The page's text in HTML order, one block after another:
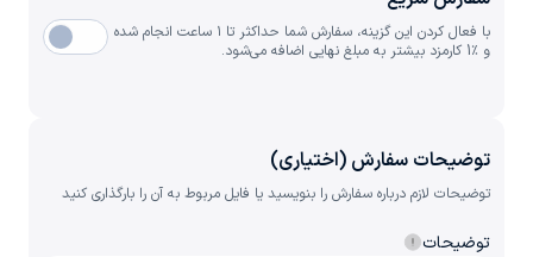
با فعال کردن این گزینه، سفارش شما حداکثر تا ۱ ساعت انجام شده
و ٪1 کارمزد بیشتر به مبلغ نهایی اضافه می‌شود.
توضیحات سفارش (اختیاری)
توضیحات لازم درباره سفارش را بنویسید یا فایل مربوط به آن را بارگذاری کنید
توضیحات